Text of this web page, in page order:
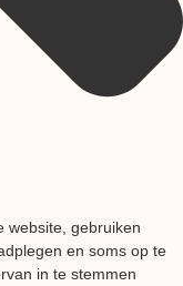
website, gebruiken
en soms op te
in te stemmen